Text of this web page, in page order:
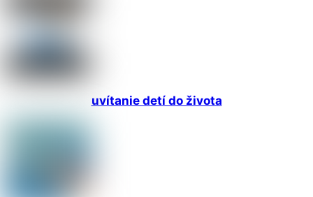
uvítanie detí do života